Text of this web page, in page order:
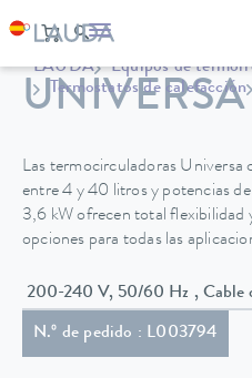
LAUDA Equipos de
Termostatos de calefacción
UNIVERSA
Las termocirculadoras Universa
entre 4 y 40 litros y potencias
3,6 kW ofrecen total flexibilidad
opciones para todas las
200-240
N.º de pedido : L003794